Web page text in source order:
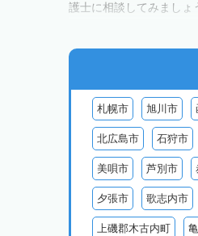
護士に相談してみましょ
札幌市 旭川市
北広島市 石狩市
美唄市 芦別市
夕張市 歌志内市
上磯郡木古内町